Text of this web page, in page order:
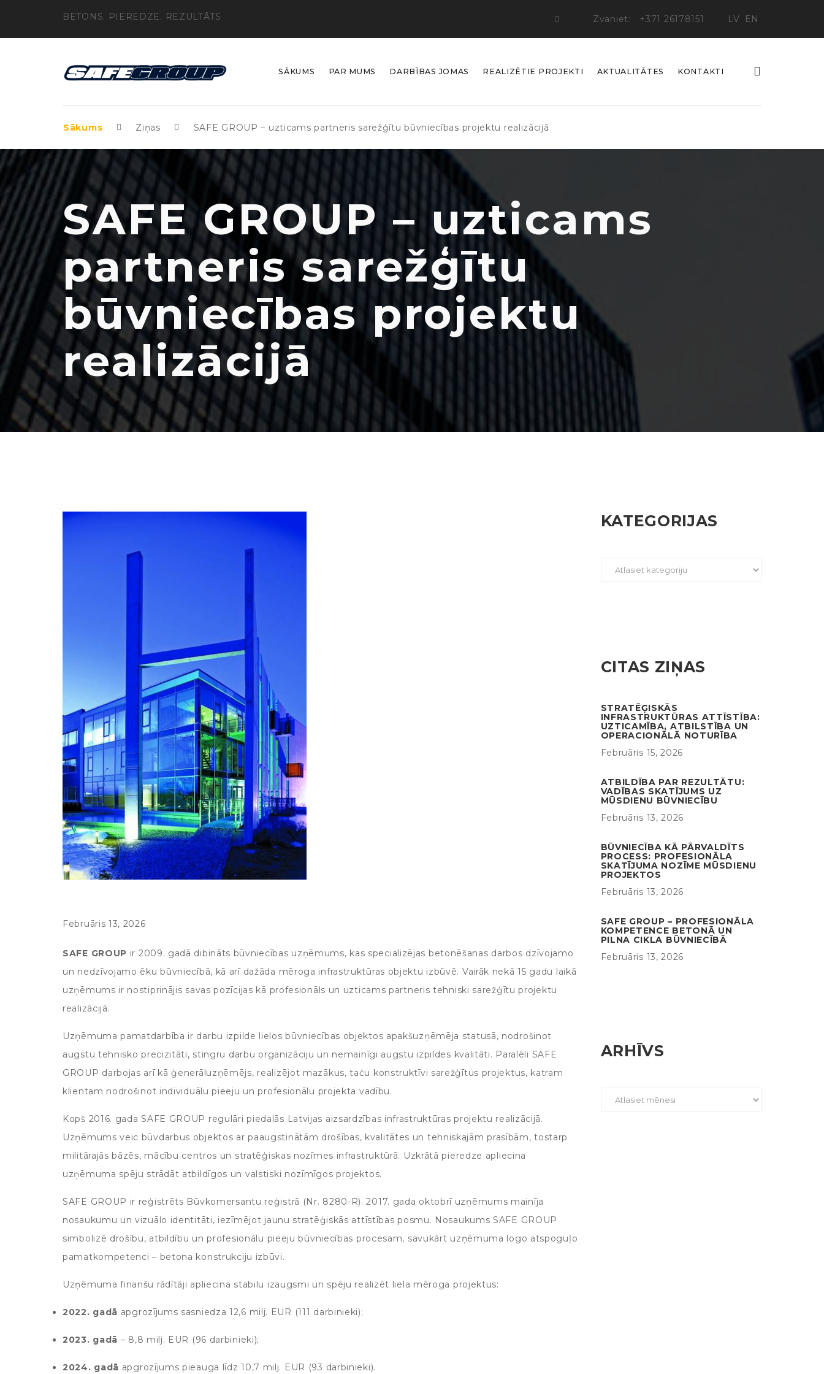
BETONS. PIEREDZE. REZULTĀTS Zvaniet: +371 26178151 LV EN
SĀKUMS PAR MUMS DARBĪBAS JOMAS REALIZĒTIE PROJEKTI AKTUALITĀTES KONTAKTI
Sākums Ziņas SAFE GROUP – uzticams partneris sarežģītu būvniecības projektu realizācijā
SAFE GROUP – uzticams
partneris sarežģītu
būvniecības projektu
realizācijā
Februāris 13, 2026
SAFE GROUP ir 2009. gadā dibināts būvniecības uzņēmums, kas specializējas betonēšanas darbos dzīvojamo
un nedzīvojamo ēku būvniecībā, kā arī dažāda mēroga infrastruktūras objektu izbūvē. Vairāk nekā 15 gadu laikā
uzņēmums ir nostiprinājis savas pozīcijas kā profesionāls un uzticams partneris tehniski sarežģītu projektu
realizācijā.
Uzņēmuma pamatdarbība ir darbu izpilde lielos būvniecības objektos apakšuzņēmēja statusā, nodrošinot
augstu tehnisko precizitāti, stingru darbu organizāciju un nemainīgi augstu izpildes kvalitāti. Paralēli SAFE
GROUP darbojas arī kā ģenerāluzņēmējs, realizējot mazākus, taču konstruktīvi sarežģītus projektus, katram
klientam nodrošinot individuālu pieeju un profesionālu projekta vadību.
Kopš 2016. gada SAFE GROUP regulāri piedalās Latvijas aizsardzības infrastruktūras projektu realizācijā.
Uzņēmums veic būvdarbus objektos ar paaugstinātām drošības, kvalitātes un tehniskajām prasībām, tostarp
militārajās bāzēs, mācību centros un stratēģiskas nozīmes infrastruktūrā. Uzkrātā pieredze apliecina
uzņēmuma spēju strādāt atbildīgos un valstiski nozīmīgos projektos.
SAFE GROUP ir reģistrēts Būvkomersantu reģistrā (Nr. 8280-R). 2017. gada oktobrī uzņēmums mainīja
nosaukumu un vizuālo identitāti, iezīmējot jaunu stratēģiskās attīstības posmu. Nosaukums SAFE GROUP
simbolizē drošību, atbildību un profesionālu pieeju būvniecības procesam, savukārt uzņēmuma logo atspoguļo
pamatkompetenci – betona konstrukciju izbūvi.
Uzņēmuma finanšu rādītāji apliecina stabilu izaugsmi un spēju realizēt liela mēroga projektus:
2022. gadā apgrozījums sasniedza 12,6 milj. EUR (111 darbinieki);
2023. gadā – 8,8 milj. EUR (96 darbinieki);
2024. gadā apgrozījums pieauga līdz 10,7 milj. EUR (93 darbinieki).
KATEGORIJAS
CITAS ZIŅAS
STRATĒĢISKĀS
INFRASTRUKTŪRAS ATTĪSTĪBA:
UZTICAMĪBA, ATBILSTĪBA UN
OPERACIONĀLĀ NOTURĪBA
Februāris 15, 2026
ATBILDĪBA PAR REZULTĀTU:
VADĪBAS SKATĪJUMS UZ
MŪSDIENU BŪVNIECĪBU
Februāris 13, 2026
BŪVNIECĪBA KĀ PĀRVALDĪTS
PROCESS: PROFESIONĀLA
SKATĪJUMA NOZĪME MŪSDIENU
PROJEKTOS
Februāris 13, 2026
SAFE GROUP – PROFESIONĀLA
KOMPETENCE BETONĀ UN
PILNA CIKLA BŪVNIECĪBĀ
Februāris 13, 2026
ARHĪVS